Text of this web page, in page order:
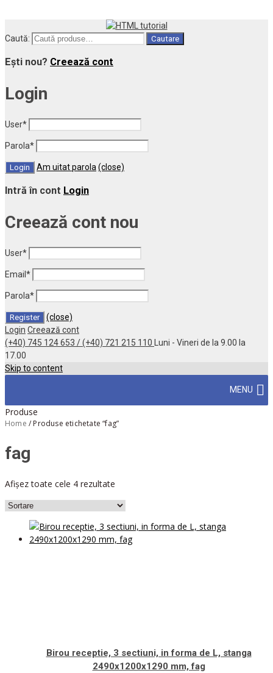
Caută: Cautare
Ești nou? Creează cont
Login
User*
Parola*
Am uitat parola (close)
Intră în cont Login
Creează cont nou
User*
Email *
Parola*
(close)
Login Creează cont
(+40) 745 124 653 / (+40) 721 215 110
Luni - Vineri de la 9.00 la
17.00
Skip to content
MENU
Produse
Home / Produse etichetate “fag”
fag
Afișez toate cele 4 rezultate
Birou receptie, 3 sectiuni, in forma de L, stanga
2490x1200x1290 mm, fag